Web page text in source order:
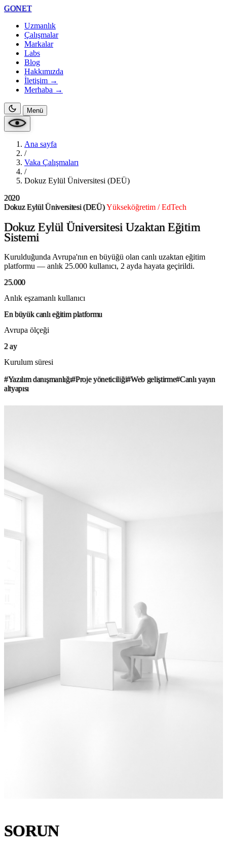
GONET
Uzmanlık
Çalışmalar
Markalar
Labs
Blog
Hakkımızda
İletişim →
Merhaba →
Menü
Ana sayfa
/
Vaka Çalışmaları
/
Dokuz Eylül Üniversitesi (DEÜ)
2020
Dokuz Eylül Üniversitesi (DEÜ)Yükseköğretim / EdTech
Dokuz Eylül Üniversitesi Uzaktan Eğitim
Sistemi
Kurulduğunda Avrupa'nın en büyüğü olan canlı uzaktan eğitim
platformu — anlık 25.000 kullanıcı, 2 ayda hayata geçirildi.
25.000
Anlık eşzamanlı kullanıcı
En büyük canlı eğitim platformu
Avrupa ölçeği
2 ay
Kurulum süresi
#Yazılım danışmanlığı#Proje yöneticiliği#Web geliştirme#Canlı yayın
altyapısı
SORUN